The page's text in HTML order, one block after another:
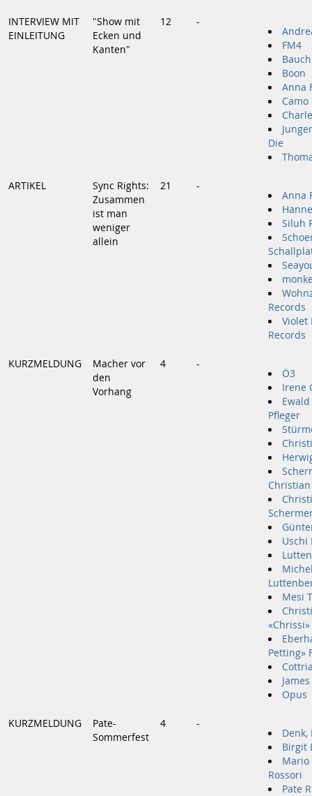
INTERVIEW MIT
EINLEITUNG
"Show mit
Ecken und
Kanten"
12 -
FM4
Boon
Anna
Camo
Die
ARTIKEL
Sync Rights:
Zusammen
ist man
weniger
allein
21 -
Anna
Siluh
Records
Violet
Records
KURZMELDUNG
Macher vor
den
Vorhang
4 -
Ö3
Irene
Pfleger
Christian
Uschi
Mesi
Petting»
Opus
KURZMELDUNG
Pate-
Sommerfest
4 -
Denk,
Birgit
Mario
Rossori
Pate